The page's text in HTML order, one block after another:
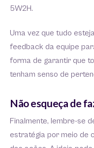
5W2H.
Uma vez que tudo
feedback da equipe
forma de garantir que
tenham senso de
Não esqueça de
Finalmente, lembre-se
estratégia por meio de